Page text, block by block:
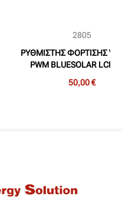
2805
ΡΥΘΜΙΣΤΗΣ ΦΟΡΤΙΣΗΣ
PWM BLUESOLAR
ΟΘΟΝΗ)
50,00 €